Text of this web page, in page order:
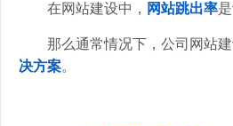
在网站建设中， 网站跳出率
那么通常情况下，公司网站
决方案。